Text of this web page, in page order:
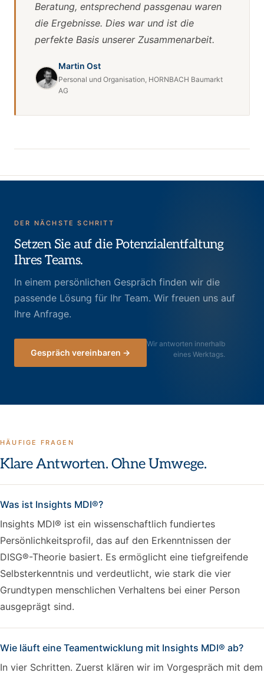
Beratung, entsprechend passgenau waren
die Ergebnisse. Dies war und ist die
perfekte Basis unserer Zusammenarbeit.
Martin Ost
Personal und Organisation, HORNBACH Baumarkt
AG
DER NÄCHSTE SCHRITT
Setzen Sie auf die Potenzialentfaltung
Ihres Teams.
In einem persönlichen Gespräch finden wir die
passende Lösung für Ihr Team. Wir freuen uns auf
Ihre Anfrage.
Gespräch vereinbaren →
Wir antworten innerhalb
eines Werktags.
HÄUFIGE FRAGEN
Klare Antworten. Ohne Umwege.
Was ist Insights MDI®?
Insights MDI® ist ein wissenschaftlich fundiertes
Persönlichkeitsprofil, das auf den Erkenntnissen der
DISG®-Theorie basiert. Es ermöglicht eine tiefgreifende
Selbsterkenntnis und verdeutlicht, wie stark die vier
Grundtypen menschlichen Verhaltens bei einer Person
ausgeprägt sind.
Wie läuft eine Teamentwicklung mit Insights MDI® ab?
In vier Schritten. Zuerst klären wir im Vorgespräch mit dem